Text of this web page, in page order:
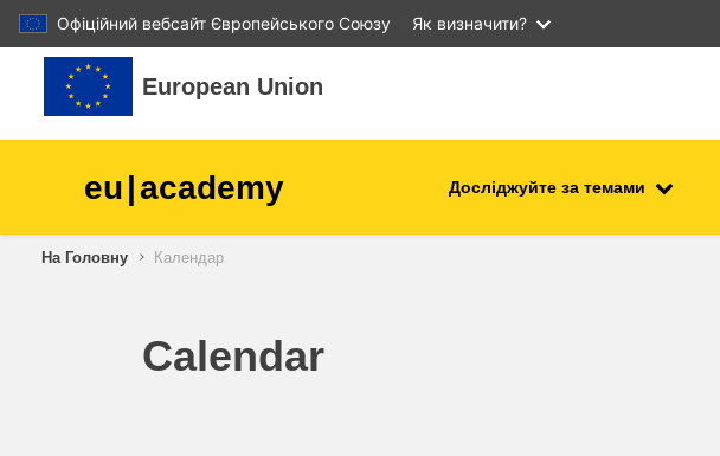
Офіційний вебсайт Європейського Союзу Як визначити?
Перейти до головного вмісту
European Union
eu|academy Досліджуйте за темами
діти та молодь
На Головну Календар
Calendar